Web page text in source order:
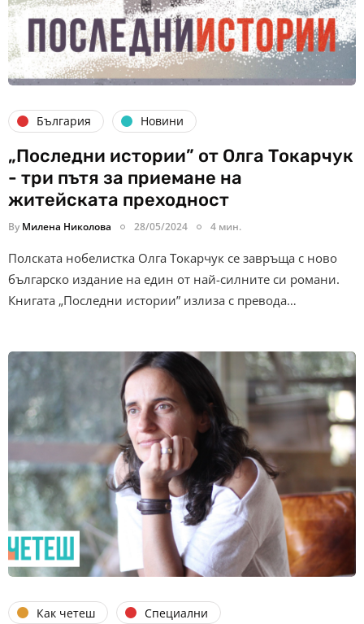
България Новини
„Последни истории” от Олга Токарчук
- три пътя за приемане на
житейската преходност
By Милена Николова 28/05/2024 4 мин.
Полската нобелистка Олга Токарчук се завръща с ново
българско издание на един от най-силните си романи.
Книгата „Последни истории” излиза с превода…
Как четеш Специални